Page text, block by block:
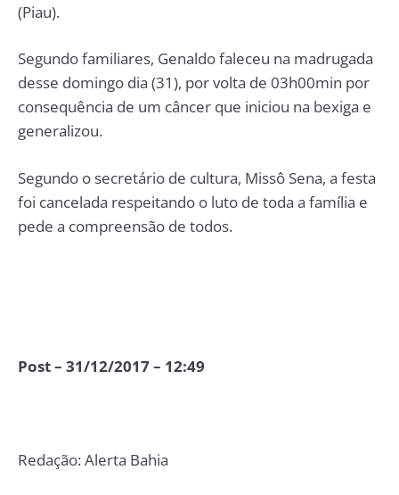
(Piau).
Segundo familiares, Genaldo faleceu na madrugada
desse domingo dia (31), por volta de 03h00min por
consequência de um câncer que iniciou na bexiga e
generalizou.
Segundo o secretário de cultura, Missô Sena, a festa
foi cancelada respeitando o luto de toda a família e
pede a compreensão de todos.
Post – 31/12/2017 – 12:49
Redação: Alerta Bahia